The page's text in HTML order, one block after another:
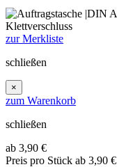
zur Merkliste
schließen
×
zum Warenkorb
schließen
ab 3,90 €
Preis pro Stück ab 3,90 €